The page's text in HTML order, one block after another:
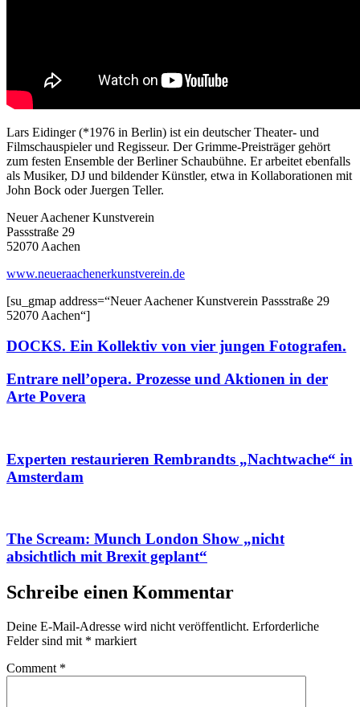
Lars Eidinger (*1976 in Berlin) ist ein deutscher Theater- und
Filmschauspieler und Regisseur. Der Grimme-Preisträger gehört
zum festen Ensemble der Berliner Schaubühne. Er arbeitet ebenfalls
als Musiker, DJ und bildender Künstler, etwa in Kollaborationen mit
John Bock oder Juergen Teller.
Neuer Aachener Kunstverein
Passstraße 29
52070 Aachen
www.neueraachenerkunstverein.de
[su_gmap address=“Neuer Aachener Kunstverein Passstraße 29
52070 Aachen“]
DOCKS. Ein Kollektiv von vier jungen Fotografen.
Entrare nell’opera. Prozesse und Aktionen in der
Arte Povera
Experten restaurieren Rembrandts „Nachtwache“ in
Amsterdam
The Scream: Munch London Show „nicht
absichtlich mit Brexit geplant“
Schreibe einen Kommentar
Deine E-Mail-Adresse wird nicht veröffentlicht. Erforderliche
Felder sind mit * markiert
Comment *